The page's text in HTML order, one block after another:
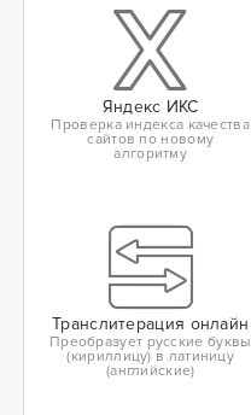
Яндекс ИКС
Проверка индекса качества
сайтов по новому
алгоритму
Транслитерация онлайн
Преобразует русские буквы
(кириллицу) в латиницу
(английские)